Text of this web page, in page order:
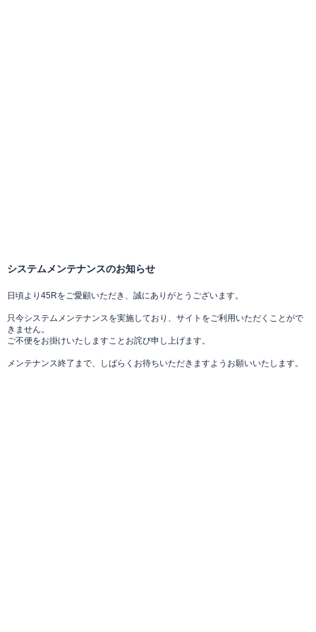
システムメンテナンスのお知らせ
日頃より45Rをご愛顧いただき、誠にありがとうございます。
只今システムメンテナンスを実施しており、サイトをご利用いただくことがで
きません。
ご不便をお掛けいたしますことお詫び申し上げます。
メンテナンス終了まで、しばらくお待ちいただきますようお願いいたします。